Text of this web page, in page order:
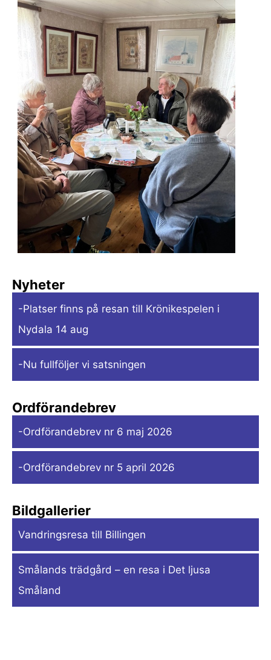
Nyheter
-Platser finns på resan till Krönikespelen i
Nydala 14 aug
-Nu fullföljer vi satsningen
Ordförandebrev
-Ordförandebrev nr 6 maj 2026
-Ordförandebrev nr 5 april 2026
Bildgallerier
Vandringsresa till Billingen
Smålands trädgård – en resa i Det ljusa
Småland